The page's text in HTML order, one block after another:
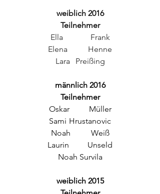
weiblich 2016
Teilnehmer
Ella 		Frank
Elena 	Henne
Lara 	Preißing
männlich 2016
Teilnehmer
Oskar	Müller
Sami	Hrustanovic
Noah 	Weiß
Laurin	Unseld
Noah Survila
weiblich 2015